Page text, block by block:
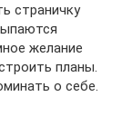
страничку
желание
планы.
о себе.